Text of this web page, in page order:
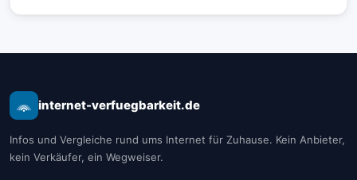
internet-verfuegbarkeit.de
Infos und Vergleiche rund ums Internet für Zuhause. Kein Anbieter,
kein Verkäufer, ein Wegweiser.